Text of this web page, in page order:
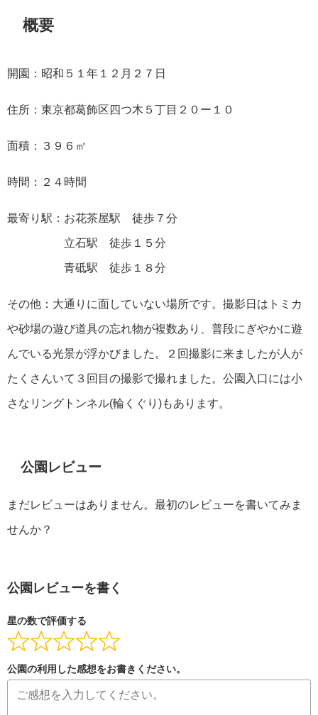
概要
開園：昭和５１年１２月２７日
住所：東京都葛飾区四つ木５丁目２０ー１０
面積：３９６㎡
時間：２４時間
最寄り駅：お花茶屋駅 徒歩７分
立石駅 徒歩１５分
青砥駅 徒歩１８分
その他：大通りに面していない場所です。撮影日はトミカ
や砂場の遊び道具の忘れ物が複数あり、普段にぎやかに遊
んでいる光景が浮かびました。２回撮影に来ましたが人が
たくさんいて３回目の撮影で撮れました。公園入口には小
さなリングトンネル(輪くぐり)もあります。
公園レビュー
まだレビューはありません。最初のレビューを書いてみま
せんか？
公園レビューを書く
星の数で評価する
公園の利用した感想をお書きください。